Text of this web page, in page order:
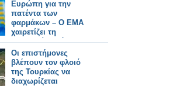
Ευρώπη για την
πατέντα των
φαρμάκων – Ο EMA
χαιρετίζει τη
συμφωνία-ορόσημο –
Τι αλλάζει
Οι επιστήμονες
βλέπουν τον φλοιό
της Τουρκίας να
διαχωρίζεται